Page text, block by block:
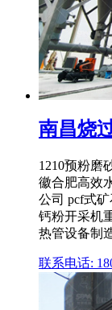
南昌烧
1210预粉磨
徽合肥高效
公司 pcf式
钙粉开采机
热管设备制
联系电话: